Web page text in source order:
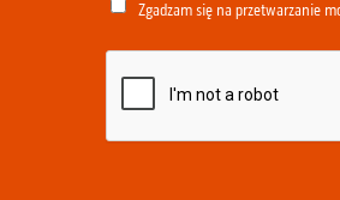
Zgadzam się na przetwarzanie